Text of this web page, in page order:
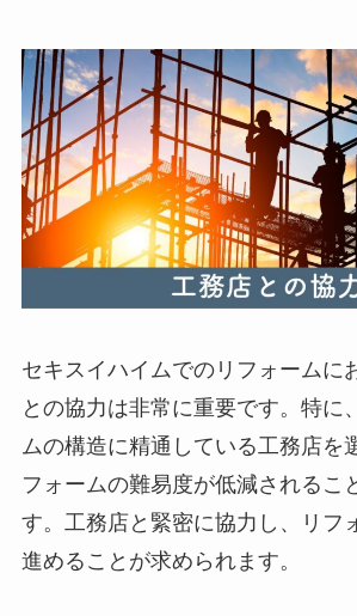
セキスイハイムでのリフォームに
との協力は非常に重要です。特に
ムの構造に精通している工務店を
フォームの難易度が低減されるこ
す。工務店と緊密に協力し、リフ
進めることが求められます。